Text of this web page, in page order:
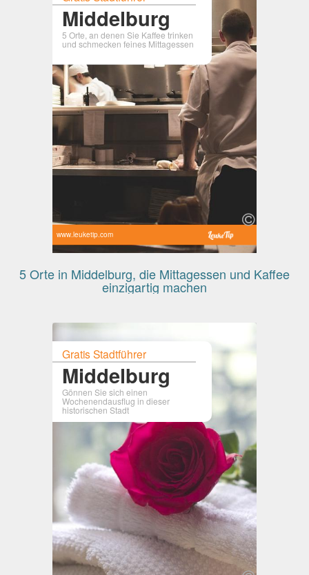
Middelburg
5 Orte, an denen Sie Kaffee trinken
und schmecken feines Mittagessen
www.leuketip.com
5 Orte in Middelburg, die Mittagessen und Kaffee
einzigartig machen
Gratis Stadtführer
Middelburg
Gönnen Sie sich einen
Wochenendausflug in dieser
historischen Stadt